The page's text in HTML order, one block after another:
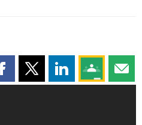
Partager cette page sur
Partager cette page sur X
Partager cette
Partagez